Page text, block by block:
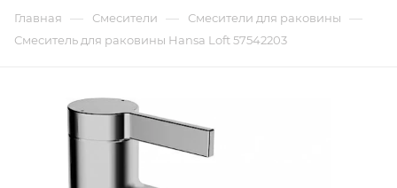
Главная — Смесители — Смесители для раковины —
Смеситель для раковины Hansa Loft 57542203